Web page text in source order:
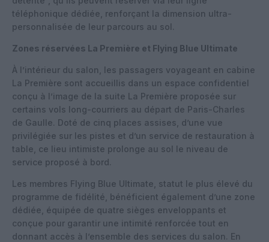
téléphonique dédiée, renforçant la dimension ultra-
personnalisée de leur parcours au sol.
Zones réservées La Première et Flying Blue Ultimate
À l’intérieur du salon, les passagers voyageant en cabine
La Première sont accueillis dans un espace confidentiel
conçu à l’image de la suite La Première proposée sur
certains vols long-courriers au départ de Paris-Charles
de Gaulle. Doté de cinq places assises, d’une vue
privilégiée sur les pistes et d’un service de restauration à
table, ce lieu intimiste prolonge au sol le niveau de
service proposé à bord.
Les membres Flying Blue Ultimate, statut le plus élevé du
programme de fidélité, bénéficient également d’une zone
dédiée, équipée de quatre sièges enveloppants et
conçue pour garantir une intimité renforcée tout en
donnant accès à l’ensemble des services du salon. En